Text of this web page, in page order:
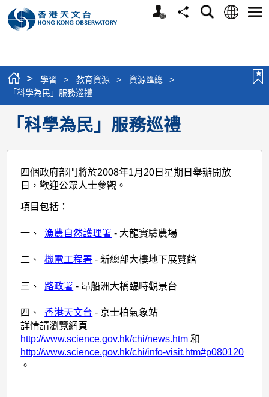
個
分
搜
語
選
> 學習 > 教育資源 > 資源匯總
>
「科學為民」服務巡禮
「科學為民」服務巡禮
四個政府部門將於2008年1月20日星期日舉辦開放
日，歡迎公眾人士參觀。
項目包括：
一 、 漁農自然護理署 - 大龍實驗農場
二 、 機電工程署 - 新總部大樓地下展覽館
三 、 路政署 - 昂船洲大橋臨時觀景台
四 、 香港天文台 - 京士柏氣象站
詳情請瀏覽網頁
http://www.science.gov.hk/chi/news.htm 和
http://www.science.gov.hk/chi/info-visit.htm#p080120
。